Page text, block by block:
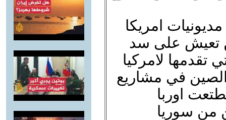
امريكا
تعيش على سد
تقدمها لامركيا
الصين في مشاريع
اوربا
من سوريا